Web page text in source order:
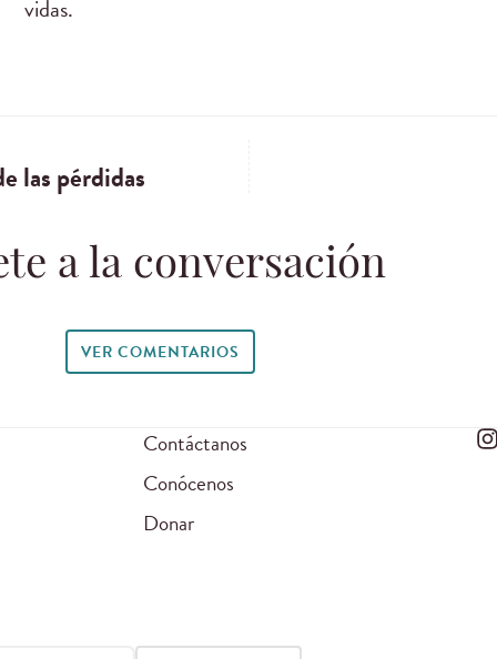
vidas.
las pérdidas
a la conversación
VER COMENTARIOS
Contáctanos
Conócenos
Donar